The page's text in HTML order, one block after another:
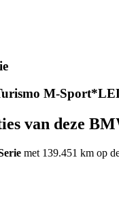
M-
van deze
met 139.451 km op